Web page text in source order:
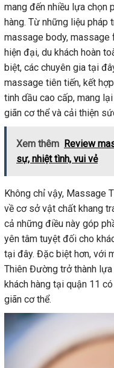
mang đến nhiều lựa chọn
hàng. Từ những liệu pháp
massage body,
hiện đại, du khách hoàn
biệt, các chuyên gia tại
massage tiên tiến, kết
tinh dầu cao cấp, mang
giãn cơ thể và cải thiện
Xem thêm Review
sự, nhiệt tình, vui vẻ
Không chỉ vậy, Massage
về cơ sở vật chất khang
cả những điều này góp
yên tâm tuyệt đối cho
tại đây. Đặc biệt hơn, với
Thiên Đường trở thành
khách hàng tại quận 11
giãn cơ thể.